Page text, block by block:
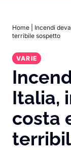
Home
Incendi
terribile sospetto
VARIE
Italia,
costa